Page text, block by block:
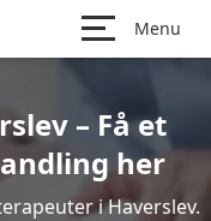
Menu
– Få et
her
i Haverslev.